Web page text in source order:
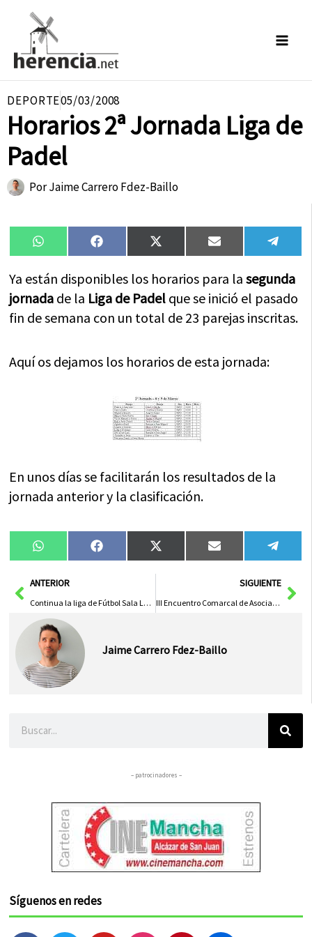
contenido
DEPORTE05/03/2008
Horarios 2ª Jornada Liga de
Padel
PorJaime Carrero Fdez-Baillo
Compartir
en
WhatsAppCompartir
en
FacebookCompartir
en
X
(Twitter)
Compartir
en
Email
en
Ya están disponibles los horarios para lasegunda
jornada de la Liga de Padel que se inició el pasado
fin de semana con un total de 23 parejas inscritas.
Aquí os dejamos los horarios de esta jornada:
En unos días se facilitarán los resultados de la
jornada anterior y la clasificación.
Compartir
en
WhatsAppCompartir
en
FacebookCompartir
en
X
(Twitter)
Compartir
en
Email
en
AntANTERIOR
Continua la liga de Fútbol Sala Local
SIGUIENTE
III Encuentro Comarcal de Asociaciones de Mujeres
Jaime Carrero Fdez-Baillo
– patrocinadores –
Síguenos en redes